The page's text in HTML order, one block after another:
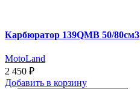
Карбюратор 139QMB 50/80см3
MotoLand
2 450 ₽
Добавить в корзину